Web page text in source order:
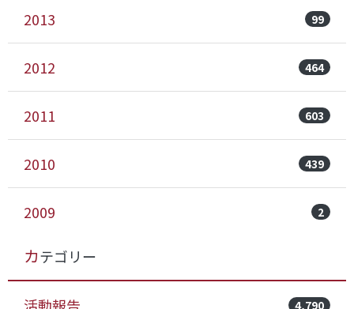
2013 99
2012 464
2011 603
2010 439
2009 2
カテゴリー
4,790